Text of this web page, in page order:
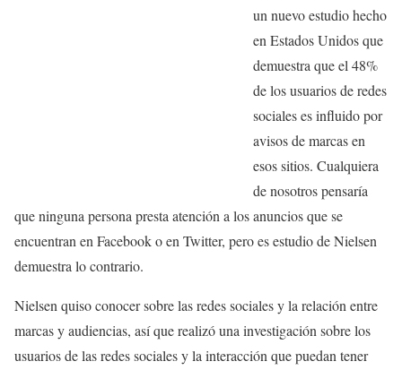
un nuevo estudio hecho
en Estados Unidos que
demuestra que el 48%
de los usuarios de redes
sociales es influido por
avisos de marcas en
esos sitios. Cualquiera
de nosotros pensaría
que ninguna persona presta atención a los anuncios que se
encuentran en Facebook o en Twitter, pero es estudio de Nielsen
demuestra lo contrario.
Nielsen quiso conocer sobre las redes sociales y la relación entre
marcas y audiencias, así que realizó una investigación sobre los
usuarios de las redes sociales y la interacción que puedan tener